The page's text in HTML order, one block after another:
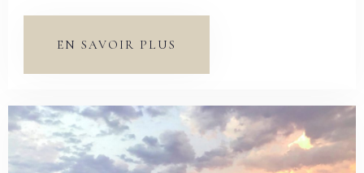
EN SAVOIR PLUS